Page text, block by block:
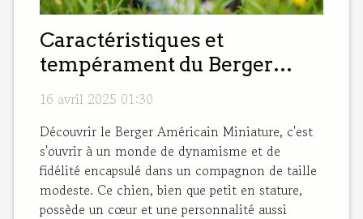
Caractéristiques et
tempérament du Berger
Américain Miniature
16 avril 2025 01:30
Découvrir le Berger Américain Miniature, c'est
s'ouvrir à un monde de dynamisme et de
fidélité encapsulé dans un compagnon de taille
modeste. Ce chien, bien que petit en stature,
possède un cœur et une personnalité aussi